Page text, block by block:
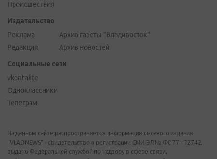
Происшествия
Издательство
Реклама
Редакция
Архив газеты "Владивосток"
Архив новостей
Социальные сети
vkontakte
Одноклассники
Телеграм
На данном сайте распространяется информация сетевого издания
"VLADNEWS" - свидетельство о регистрации СМИ ЭЛ № ФС 77 - 72742,
выдано Федеральной службой по надзору в сфере связи,